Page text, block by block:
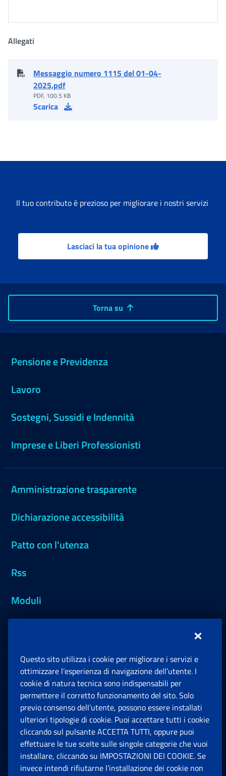
Allegati
Messaggio numero 1115 del 01-04-
2025.pdf
PDF, 100.5 KB
Scarica
Il tuo contributo è prezioso per migliorare i nostri servizi
Lasciaci la tua opinione
Torna su
Pensione e Previdenza
Lavoro
Sostegni, Sussidi e Indennità
Imprese e Liberi Professionisti
Amministrazione trasparente
Dichiarazione accessibilità
Patto con l'utenza
Rss
Moduli
Sedi e Contatti
Software
Note Legali
Questo sito utilizza i cookie per migliorare i servizi e
ottimizzare l’esperienza di navigazione dell’utente. I
cookie di natura tecnica sono indispensabili per
permettere il corretto funzionamento del sito. Solo
previo consenso dell’utente, possono essere installati
ulteriori tipologie di cookie. Puoi accettare tutti i cookie
cliccando sul pulsante ACCETTA TUTTI, oppure puoi
effettuare le tue scelte sulle singole categorie che vuoi
installare, cliccando su IMPOSTAZIONI DEI COOKIE. Se
invece intendi rifiutarne l’installazione dei cookie non